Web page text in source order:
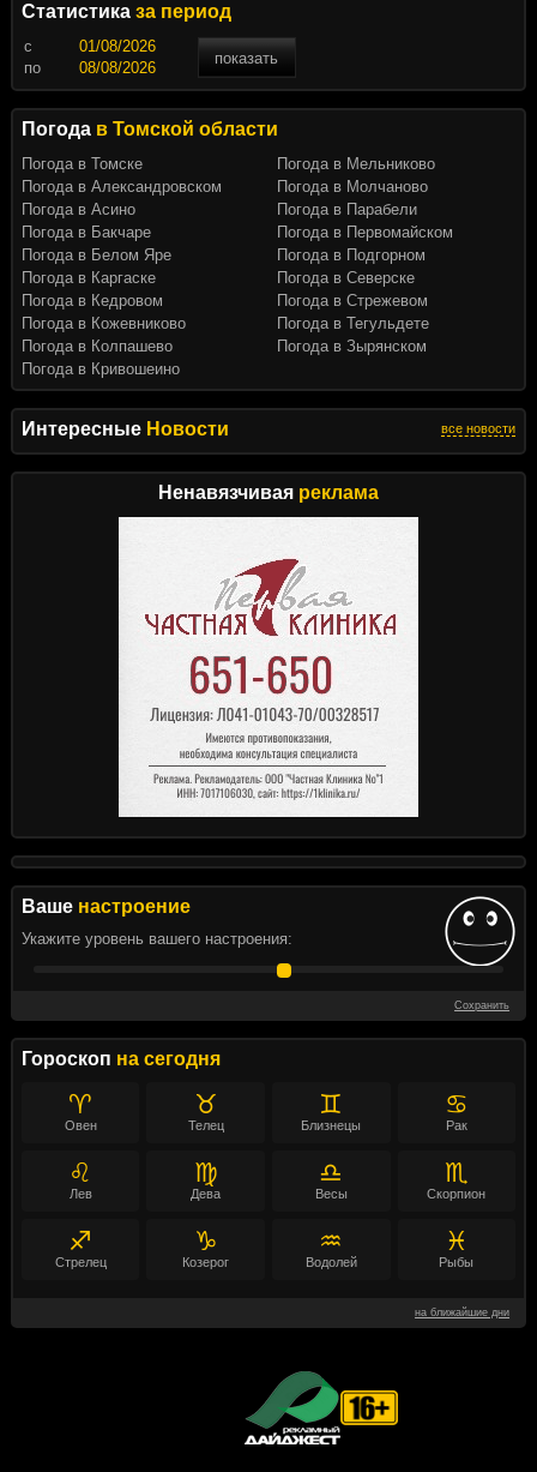
Интересные Новости все новости
Ненавязчивая реклама
Ваше настроение
Укажите уровень вашего настроения:
Сохранить
Гороскоп на сегодня
♈
Овен
♉
Телец
♊
Близнецы
♋
Рак
♌
Лев
♍
Дева
♎
Весы
♏
Скорпион
♐
Стрелец
♑
Козерог
♒
Водолей
♓
Рыбы
на ближайшие дни
Статистика за период
c
показать
по
Погода в Томской области
Погода в Томске
Погода в Александровском
Погода в Асино
Погода в Бакчаре
Погода в Белом Яре
Погода в Каргаске
Погода в Кедровом
Погода в Кожевниково
Погода в Колпашево
Погода в Кривошеино
Погода в Мельниково
Погода в Молчаново
Погода в Парабели
Погода в Первомайском
Погода в Подгорном
Погода в Северске
Погода в Стрежевом
Погода в Тегульдете
Погода в Зырянском